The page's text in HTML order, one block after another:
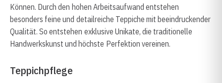
Können. Durch den hohen Arbeitsaufwand entstehen
besonders feine und detailreiche Teppiche mit beeindruckender
Qualität. So entstehen exklusive Unikate, die traditionelle
Handwerkskunst und höchste Perfektion vereinen.
Teppichpflege